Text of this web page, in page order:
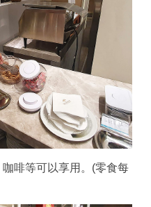
啡等可以享用。(零食每